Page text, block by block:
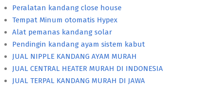
Peralatan kandang close house
Tempat Minum otomatis Hypex
Alat pemanas kandang solar
Pendingin kandang ayam sistem kabut
JUAL NIPPLE KANDANG AYAM MURAH
JUAL CENTRAL HEATER MURAH DI INDONESIA
JUAL TERPAL KANDANG MURAH DI JAWA